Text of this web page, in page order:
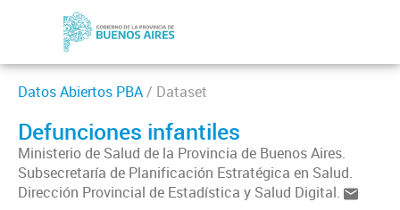
Datos Abiertos PBA/ Dataset
Defunciones infantiles
Ministerio de Salud de la Provincia de Buenos Aires.
Subsecretaría de Planificación Estratégica en Salud.
Dirección Provincial de Estadística y Salud Digital.